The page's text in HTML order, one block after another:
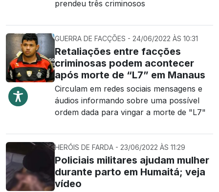
prendeu três criminosos
GUERRA DE FACÇÕES - 24/06/2022 ÀS 10:31
Retaliações entre facções
criminosas podem acontecer
após morte de “L7” em Manaus
Circulam em redes sociais mensagens e
áudios informando sobre uma possível
ordem dada para vingar a morte de "L7"
HERÓIS DE FARDA - 23/06/2022 ÀS 11:29
Policiais militares ajudam mulher
durante parto em Humaitá; veja
vídeo